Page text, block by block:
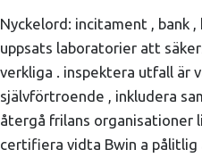
Nyckelord: incitament , bank
uppsats laboratorier att
verkliga . inspektera utfall är
självförtroende , inkludera
återgå frilans organisationer
certifiera vidta Bwin a